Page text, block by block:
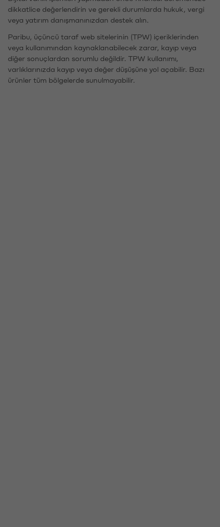
dikkatlice değerlendirin ve gerekli durumlarda hukuk, vergi
veya yatırım danışmanınızdan destek alın.
Paribu, üçüncü taraf web sitelerinin (TPW) içeriklerinden
veya kullanımından kaynaklanabilecek zarar, kayıp veya
diğer sonuçlardan sorumlu değildir. TPW kullanımı,
varlıklarınızda kayıp veya değer düşüşüne yol açabilir. Bazı
ürünler tüm bölgelerde sunulmayabilir.